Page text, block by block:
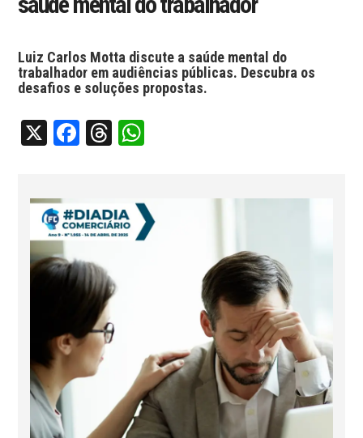
Luiz Carlos Motta discute a saúde mental do
trabalhador em audiências públicas. Descubra os
desafios e soluções propostas.
X Facebook
Threads